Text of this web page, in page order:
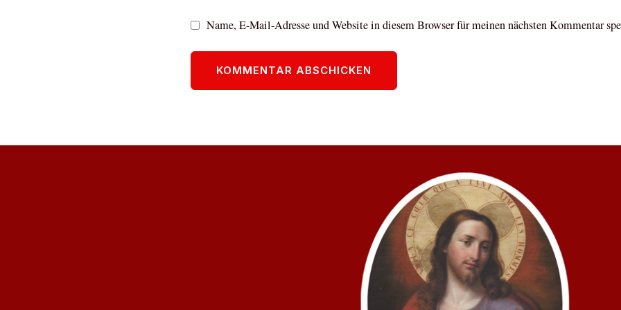
Name, E-Mail-Adresse und Website in diesem Browser für meinen nächsten Kommentar